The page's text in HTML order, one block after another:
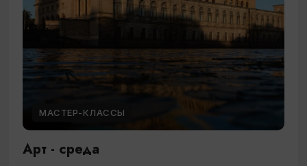
МАСТЕР-КЛАССЫ
Арт - среда